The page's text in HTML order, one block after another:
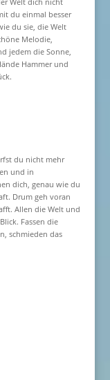
du einmal besser
du sie, die Welt
Melodie,
jedem die Sonne,
Hammer und
du nicht mehr
und in
dich, genau wie du
Drum geh voran
Allen die Welt und
Fassen die
schmieden das